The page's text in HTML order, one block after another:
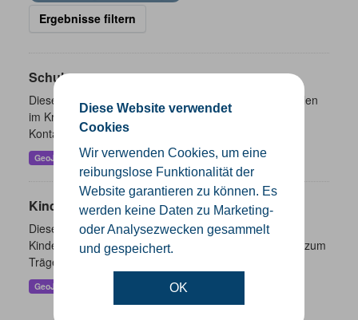
Diese Website verwendet
Cookies
Wir verwenden Cookies, um eine
reibungslose Funktionalität der
Website garantieren zu können. Es
werden keine Daten zu Marketing-
oder Analysezwecken gesammelt
und gespeichert.
OK
Ergebnisse filtern
Schulen
Dieser Datensatz beinhaltet eine Darstellung der Schulen
im Kreis Gütersloh mit Angaben zu Schulform,
Kontaktmöglichkeiten, Pausenzeiten und Schulträger.
GeoJSON SHP
Kindertageseinrichtungen
Dieser Datensatz beinhaltet die Darstellung der
Kindertagesstätten im Kreis Gütersloh sowie Angaben zum
Träger und Kontaktinformationen.
GeoJSON